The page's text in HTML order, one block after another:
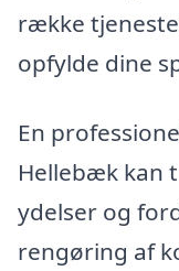
række
opfylde dine
En
Hellebæk kan
ydelser og
rengøring af